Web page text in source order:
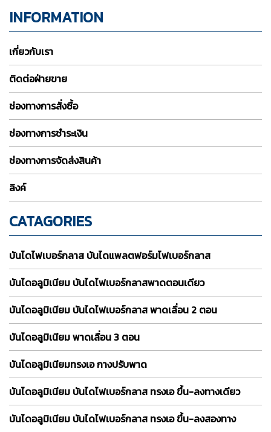
INFORMATION
เกี่ยวกับเรา
ติดต่อฝ่ายขาย
ช่องทางการสั่งซื้อ
ช่องทางการชำระเงิน
ช่องทางการจัดส่งสินค้า
ลิงค์
CATAGORIES
บันไดไฟเบอร์กลาส บันไดแพลตฟอร์มไฟเบอร์กลาส
บันไดอลูมิเนียม บันไดไฟเบอร์กลาสพาดตอนเดียว
บันไดอลูมิเนียม บันไดไฟเบอร์กลาส พาดเลื่อน 2 ตอน
บันไดอลูมิเนียม พาดเลื่อน 3 ตอน
บันไดอลูมิเนียมทรงเอ กางปรับพาด
บันไดอลูมิเนียม บันไดไฟเบอร์กลาส ทรงเอ ขึ้น-ลงทางเดียว
บันไดอลูมิเนียม บันไดไฟเบอร์กลาส ทรงเอ ขึ้น-ลงสองทาง